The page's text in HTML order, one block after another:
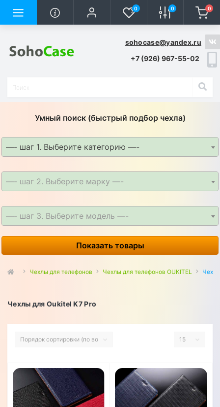
0 0 0
sohocase@yandex.ru
+7 (926) 967-55-02
Умный поиск (быстрый подбор чехла)
—- шаг 1. Выберите категорию —-
—- шаг 2. Выберите марку —-
—- шаг 3. Выберите модель —-
Показать товары
Чехлы для телефонов Чехлы для телефонов OUKITEL
Чехлы для Oukitel K7 Pro